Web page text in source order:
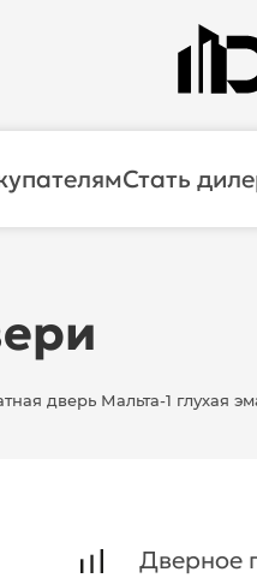
Стать
дверь Мальта-1 глухая
Дверное